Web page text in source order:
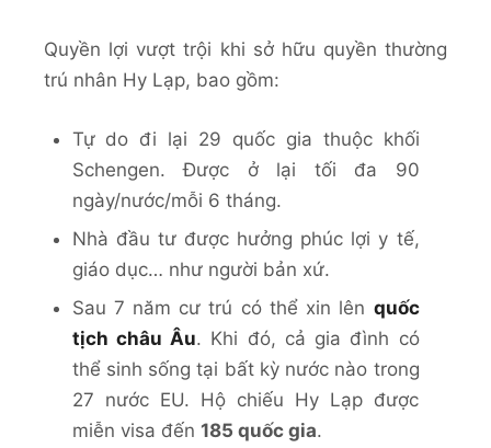
Quyền lợi vượt trội khi sở hữu quyền thường
trú nhân Hy Lạp, bao gồm:
Tự do đi lại 29 quốc gia thuộc khối
Schengen. Được ở lại tối đa 90
ngày/nước/mỗi 6 tháng.
Nhà đầu tư được hưởng phúc lợi y tế,
giáo dục… như người bản xứ.
Sau 7 năm cư trú có thể xin lên quốc
tịch châu Âu. Khi đó, cả gia đình có
thể sinh sống tại bất kỳ nước nào trong
27 nước EU. Hộ chiếu Hy Lạp được
miễn visa đến 185 quốc gia.